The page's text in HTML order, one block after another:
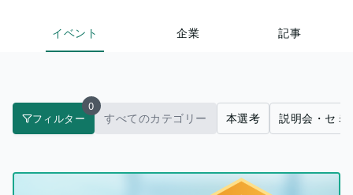
イベント 企業 記事
フィルター
0
すべてのカテゴリー 本選考 説明会・セミ